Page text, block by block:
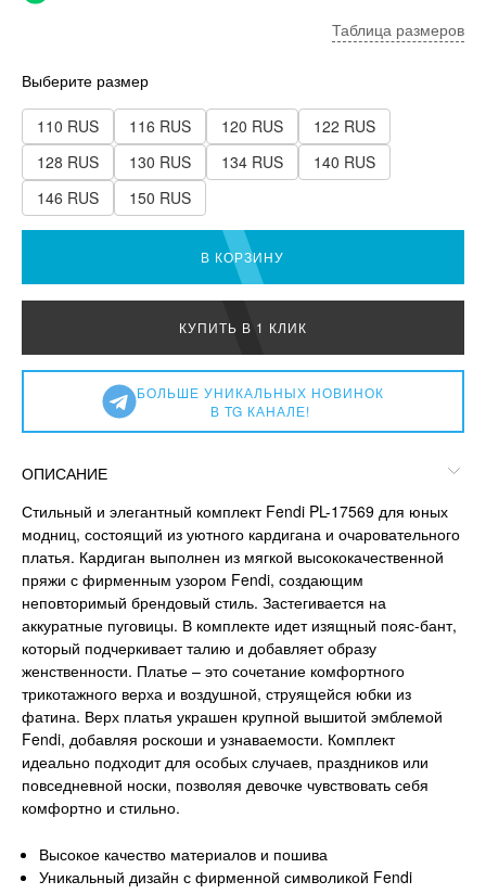
Таблица размеров
Выберите размер
110 RUS 116 RUS 120 RUS
122 RUS
128 RUS
130 RUS 134 RUS
140 RUS
146 RUS
150 RUS
В КОРЗИНУ
КУПИТЬ В 1 КЛИК
БОЛЬШЕ УНИКАЛЬНЫХ НОВИНОК
В TG КАНАЛЕ!
ОПИСАНИЕ
Стильный и элегантный комплект Fendi PL-17569 для юных
модниц, состоящий из уютного кардигана и очаровательного
платья. Кардиган выполнен из мягкой высококачественной
пряжи с фирменным узором Fendi, создающим
неповторимый брендовый стиль. Застегивается на
аккуратные пуговицы. В комплекте идет изящный пояс-бант,
который подчеркивает талию и добавляет образу
женственности. Платье – это сочетание комфортного
трикотажного верха и воздушной, струящейся юбки из
фатина. Верх платья украшен крупной вышитой эмблемой
Fendi, добавляя роскоши и узнаваемости. Комплект
идеально подходит для особых случаев, праздников или
повседневной носки, позволяя девочке чувствовать себя
комфортно и стильно.
Высокое качество материалов и пошива
Уникальный дизайн с фирменной символикой Fendi